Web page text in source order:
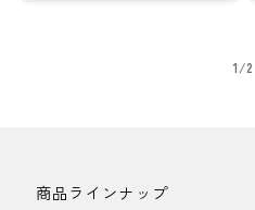
1/2
商品ラインナップ